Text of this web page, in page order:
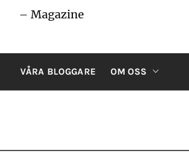
– Magazine
VÅRA BLOGGARE OM OSS